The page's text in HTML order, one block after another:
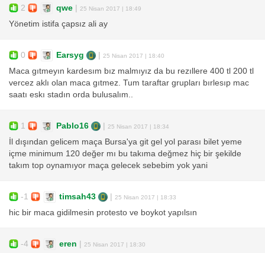
2 qwe 25 Nisan 2017 | 18:49
Yönetim istifa çapsız ali ay
0 Earsyg 25 Nisan 2017 | 18:40
Maca gıtmeyın kardesım bız malmıyız da bu rezıllere 400 tl 200 tl
vercez aklı olan maca gıtmez. Tum taraftar grupları bırlesıp mac
saatı eskı stadın orda bulusalım..
1 Pablo16 25 Nisan 2017 | 18:34
İl dışından gelicem maça Bursa'ya git gel yol parası bilet yeme
içme minimum 120 değer mı bu takıma değmez hiç bir şekilde
takım top oynamıyor maça gelecek sebebim yok yani
-1 timsah43 25 Nisan 2017 | 18:33
hic bir maca gidilmesin protesto ve boykot yapılsın
-4 eren 25 Nisan 2017 | 18:30